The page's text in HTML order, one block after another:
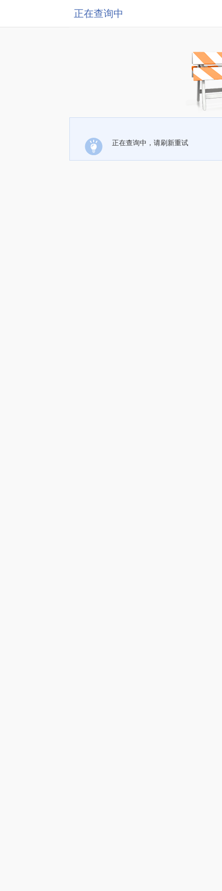
正在查询中
正在查询中，请刷新重试